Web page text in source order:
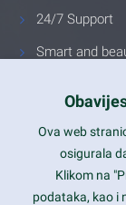
24/7 Support
Smart and
Latest trends
Ova web
osigurala
Klikom na
podataka, kao i